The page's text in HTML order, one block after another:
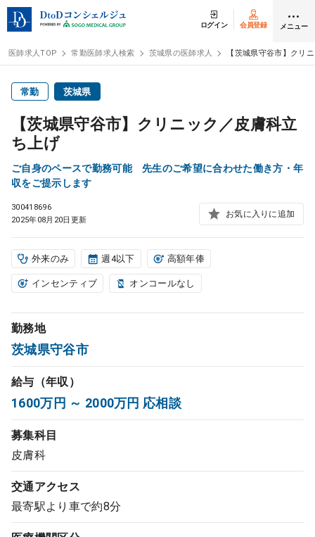
ログイン 会員登録 メニュー
医師求人
常勤検索 転職
非常勤検索 アルバイト
スポット検索 アルバイト
DtoDの転職・アルバイト支援
コンサルタント
成功事例
転職ノウハウ
医師求人TOP 常勤医師求人検索 茨城県の医師求人 【茨城県守谷市】クリ
常勤 茨城県
【茨城県守谷市】クリニック／皮膚科立
ち上げ
ご自身のペースで勤務可能 先生のご希望に合わせた働き方・年
収をご提示します
300418696
2025年08月20日更新
お気に入りに追加
外来のみ 週4以下 高額年俸
インセンティブ オンコールなし
勤務地
茨城県守谷市
給与（年収）
1600万円 ～ 2000万円 応相談
募集科目
皮膚科
交通アクセス
最寄駅より車で約8分